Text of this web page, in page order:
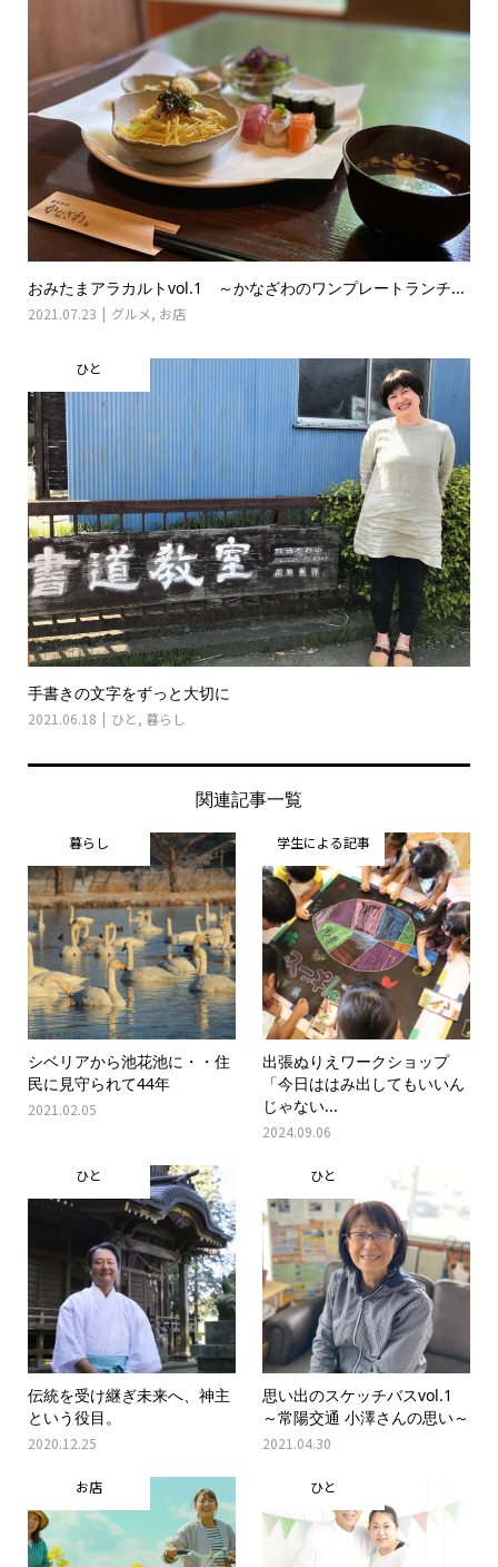
おみたまアラカルトvol.1 ～かなざわのワンプレートランチ...
2021.07.23 グルメ, お店
ひと
手書きの文字をずっと大切に
2021.06.18 ひと , 暮らし
関連記事一覧
暮らし
シベリアから池花池に・・住
民に見守られて44年
2021.02.05
学生による記事
出張ぬりえワークショップ
「今日ははみ出してもいいん
じゃない...
2024.09.06
ひと
伝統を受け継ぎ未来へ、神主
という役目。
2020.12.25
ひと
思い出のスケッチバスvol.1
～常陽交通 小澤さんの思い～
2021.04.30
お店 ひと